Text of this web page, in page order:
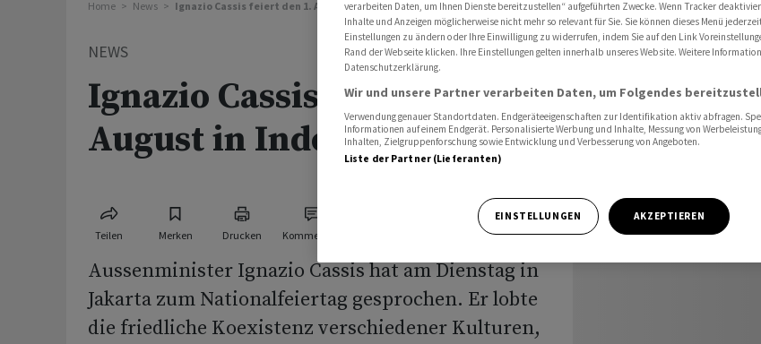
Home News Ignazio Cassis feiert den 1. August in Indonesien
NEWS
Ignazio Cassis feiert den 1.
August in Indonesien
Teilen Merken Drucken Kommentare
Aussenminister Ignazio Cassis hat am Dienstag in
Jakarta zum Nationalfeiertag gesprochen. Er lobte
die friedliche Koexistenz verschiedener Kulturen,
verarbeiten Daten, um Ihnen Dienste bereitzustellen“ aufgeführten Zwecke. Wenn Tracker
Inhalte und Anzeigen möglicherweise nicht mehr so relevant für Sie. Sie können dieses Menü
Einstellungen zu ändern oder Ihre Einwilligung zu widerrufen, indem Sie auf den Link
Rand der Webseite klicken. Ihre Einstellungen gelten innerhalb unseres Website. Weitere
Datenschutzerklärung.
Wir und unsere Partner verarbeiten Daten, um Folgendes
Verwendung genauer Standortdaten. Endgeräteeigenschaften zur Identifikation aktiv abfragen.
Informationen auf einem Endgerät. Personalisierte Werbung und Inhalte, Messung von
Inhalten, Zielgruppenforschung sowie Entwicklung und Verbesserung von Angeboten.
Liste der Partner (Lieferanten)
EINSTELLUNGEN AKZEPTIEREN